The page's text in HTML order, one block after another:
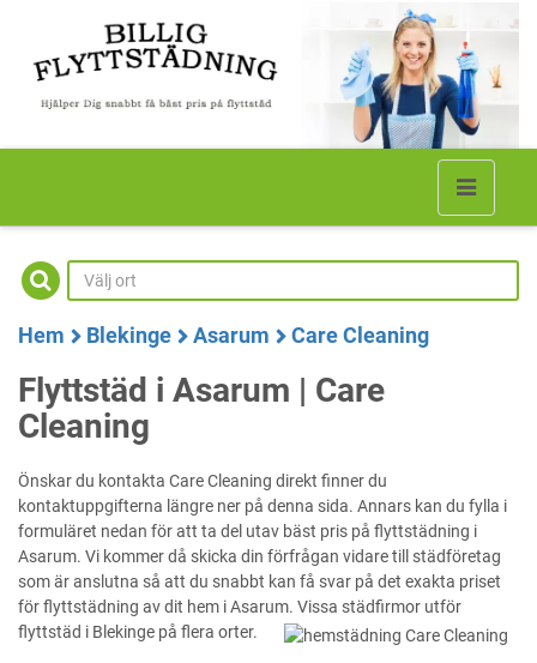
Hem Blekinge Asarum Care Cleaning
Flyttstäd i Asarum | Care
Cleaning
Önskar du kontakta Care Cleaning direkt finner du
kontaktuppgifterna längre ner på denna sida. Annars kan du fylla i
formuläret nedan för att ta del utav bäst pris på flyttstädning i
Asarum. Vi kommer då skicka din förfrågan vidare till städföretag
som är anslutna så att du snabbt kan få svar på det exakta priset
för flyttstädning av dit hem i Asarum. Vissa städfirmor utför
flyttstäd i Blekinge på flera orter.